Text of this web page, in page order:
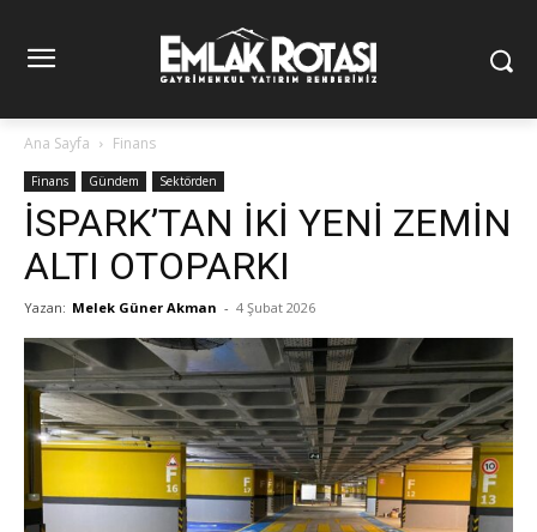
Ana Sayfa Finans
Finans Gündem Sektörden
İSPARK’TAN İKİ YENİ ZEMİN
ALTI OTOPARKI
Yazan: Melek Güner Akman - 4 Şubat 2026